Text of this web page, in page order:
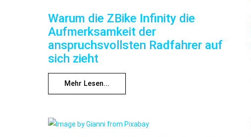
Warum die ZBike Infinity die
Aufmerksamkeit der
anspruchsvollsten Radfahrer auf
sich zieht
Mehr Lesen...